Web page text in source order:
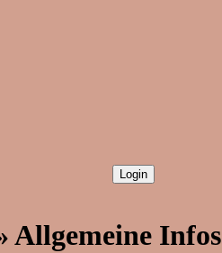
Allgemeine Infos